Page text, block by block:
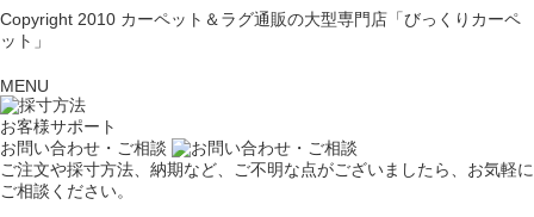
Copyright 2010 カーペット＆ラグ通販の大型専門店「びっくりカーペ
ット」
MENU
お客様サポート
お問い合わせ・ご相談
ご注文や採寸方法、納期など、ご不明な点がございましたら、お気軽に
ご相談ください。